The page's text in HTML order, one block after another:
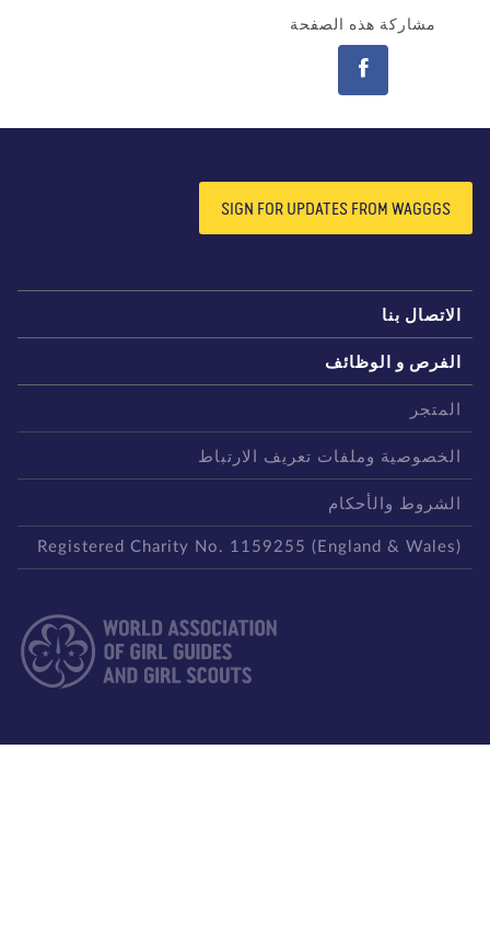
مشاركة هذه الصفحة
SIGN FOR UPDATES FROM WAGGGS
بنا
و الوظائف
وملفات تعريف الارتباط
والأحكام
Registered Charity No. 1159255 (England &